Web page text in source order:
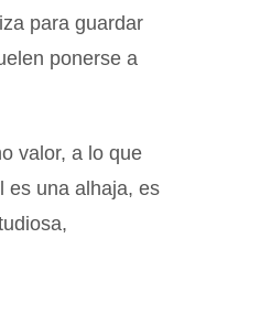
para guardar
ponerse a
valor, a lo que
es una alhaja, es